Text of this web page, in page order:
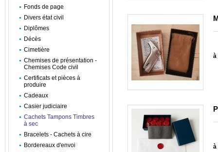
à
à
Fonds de page
Divers état civil
Diplômes
Décès
Cimetière
Chemises de présentation -
Chemises Code civil
Certificats et pièces à
produire
Cadeaux
Casier judiciaire
Cachets Tampons Timbres
à sec
Bracelets - Cachets à cire
Bordereaux d'envoi